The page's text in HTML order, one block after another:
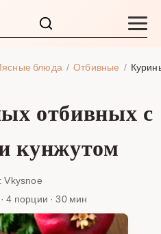
блюда Отбивные
отбивных с
кунжутом
Vkysnoe
4 порции · 30 мин